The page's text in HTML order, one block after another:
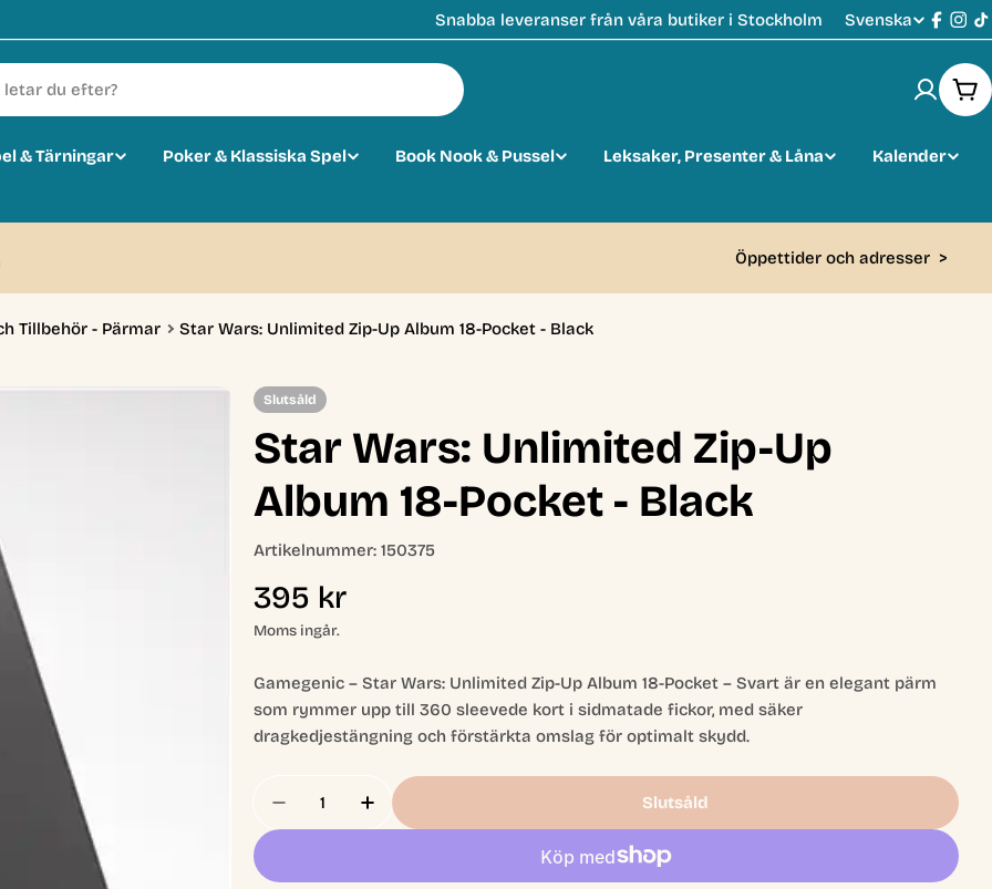
Snabba leveranser från våra butiker i Stockholm
S
k
Svenska
& Tärningar Poker & Klassiska Spel Book Nook & Pussel Leksaker, Presenter & Låna
Kalender
Öppettider och adresser >
Tillbehör - Pärmar Star Wars: Unlimited Zip-Up Album 18-Pocket - Black
Slutsåld
Star Wars: Unlimited Zip-Up
Album 18-Pocket - Black
Artikelnummer: 150375
Ordinarie
pris
395 kr
Moms ingår.
Gamegenic – Star Wars: Unlimited Zip-Up Album 18-Pocket – Svart är en elegant pärm
som rymmer upp till 360 sleevede kort i sidmatade fickor, med säker
dragkedjestängning och förstärkta omslag för optimalt skydd.
Minska Antal För Star Wars: Unlimited Zip-Up Album 18-Pocket - Black
Öka Antal För Star Wars: Unlimited Zip-Up Album 18-Pocket -
Slutsåld